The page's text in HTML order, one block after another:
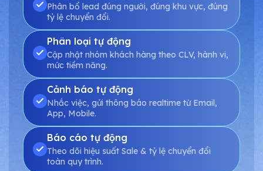
Phân bổ lead đúng người, đúng khu vực, đúng
tỷ lệ chuyển đổi.
Phân loại tự động
Cập nhật nhóm khách hàng theo CLV, hành vi,
mức tiềm năng.
Cảnh báo tự động
Nhắc việc, gửi thông báo realtime từ Email,
App, Mobile.
Báo cáo tự động
Theo dõi hiệu suất Sale & tỷ lệ chuyển đổi
toàn quy trình.